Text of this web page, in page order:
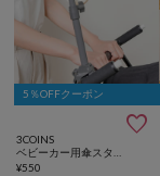
5％OFFクーポン

3COINS
¥550